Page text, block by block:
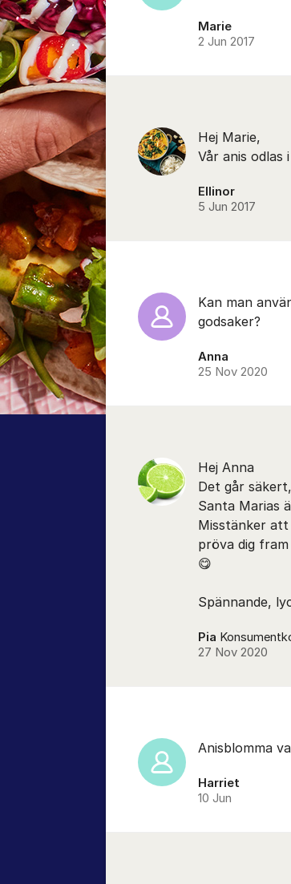
Marie
2 Jun 2017
Hej Marie,
Vår anis odlas
Ellinor
5 Jun 2017
Kan man
godsaker?
Anna
25 Nov 2020
Hej Anna
Det går
Santa Marias
Misstänker
pröva dig
😋
Spännande,
Pia
27 Nov 2020
Anisblomma
Harriet
10 Jun